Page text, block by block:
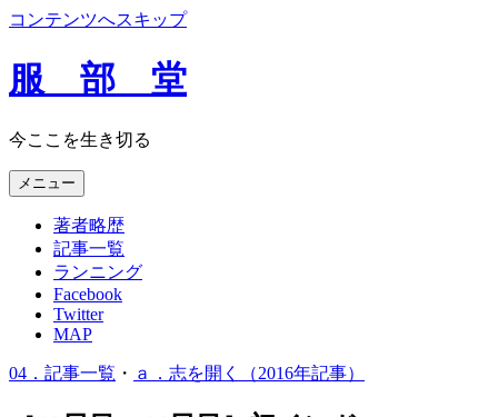
コンテンツへスキップ
服 部 堂
今ここを生き切る
メニュー
著者略歴
記事一覧
ランニング
Facebook
Twitter
MAP
04．記事一覧 ・ ａ．志を開く（2016年記事）